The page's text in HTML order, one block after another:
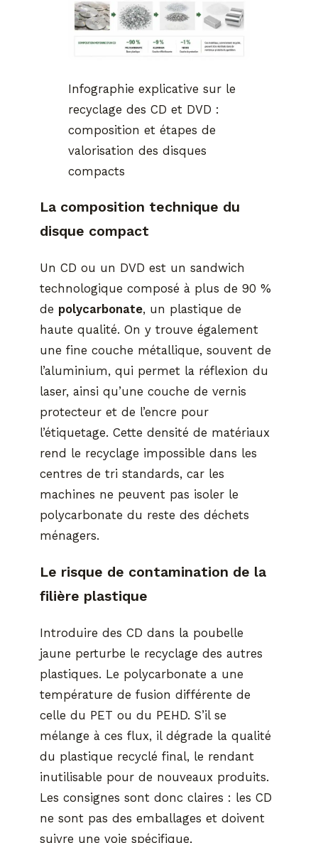
Infographie explicative sur le
recyclage des CD et DVD :
composition et étapes de
valorisation des disques
compacts
La composition technique du
disque compact
Un CD ou un DVD est un sandwich
technologique composé à plus de 90 %
de polycarbonate, un plastique de
haute qualité. On y trouve également
une fine couche métallique, souvent de
l’aluminium, qui permet la réflexion du
laser, ainsi qu’une couche de vernis
protecteur et de l’encre pour
l’étiquetage. Cette densité de matériaux
rend le recyclage impossible dans les
centres de tri standards, car les
machines ne peuvent pas isoler le
polycarbonate du reste des déchets
ménagers.
Le risque de contamination de la
filière plastique
Introduire des CD dans la poubelle
jaune perturbe le recyclage des autres
plastiques. Le polycarbonate a une
température de fusion différente de
celle du PET ou du PEHD. S’il se
mélange à ces flux, il dégrade la qualité
du plastique recyclé final, le rendant
inutilisable pour de nouveaux produits.
Les consignes sont donc claires : les CD
ne sont pas des emballages et doivent
suivre une voie spécifique.